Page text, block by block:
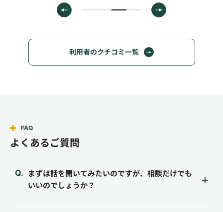
利用者のクチコミ一覧
FAQ
よくあるご質問
まずは話を聞いてみたいのですが、相談だけでも
いいのでしょうか？